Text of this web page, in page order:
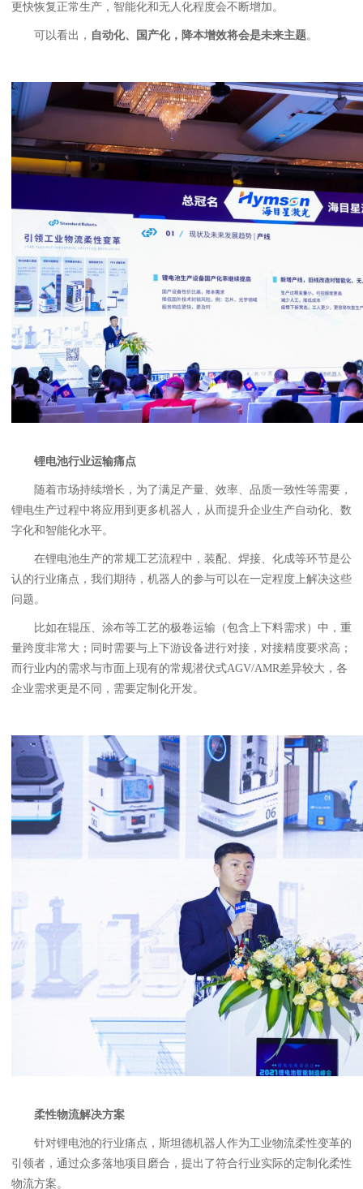
更快恢复正常生产，智能化和无人化程度会不断增加。
可以看出， 自动化、国产化，降本增效将会是未来主题。
锂电池行业运输痛点
随着市场持续增长，为了满足产量、效率、品质一致性等需要，
锂电生产过程中将应用到更多机器人，从而提升企业生产自动化、数
字化和智能化水平。
在锂电池生产的常规工艺流程中，装配、焊接、化成等环节是公
认的行业痛点，我们期待，机器人的参与可以在一定程度上解决这些
问题。
比如在辊压、涂布等工艺的极卷运输（包含上下料需求）中，重
量跨度非常大；同时需要与上下游设备进行对接，对接精度要求高；
而行业内的需求与市面上现有的常规潜伏式AGV/AMR差异较大，各
企业需求更是不同，需要定制化开发。
柔性物流解决方案
针对锂电池的行业痛点，斯坦德机器人作为工业物流柔性变革的
引领者，通过众多落地项目磨合，提出了符合行业实际的定制化柔性
物流方案。